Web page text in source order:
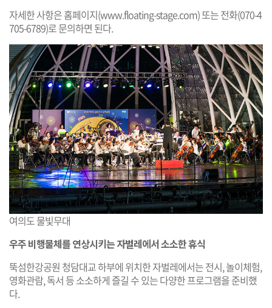
자세한 사항은 홈페이지(www.floating-stage.com) 또는 전화(070-4
705-6789)로 문의하면 된다.
여의도 물빛무대
우주 비행물체를 연상시키는 자벌레에서 소소한 휴식
뚝섬한강공원 청담대교 하부에 위치한 자벌레에서는 전시, 놀이체험,
영화관람, 독서 등 소소하게 즐길 수 있는 다양한 프로그램을 준비했
다.